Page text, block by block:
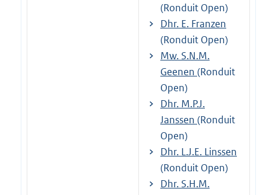
(Ronduit Open)
Dhr. E. Franzen
(Ronduit Open)
Mw. S.N.M.
Geenen (Ronduit
Open)
Dhr. M.P.J.
Janssen (Ronduit
Open)
Dhr. L.J.E. Linssen
(Ronduit Open)
Dhr. S.H.M.